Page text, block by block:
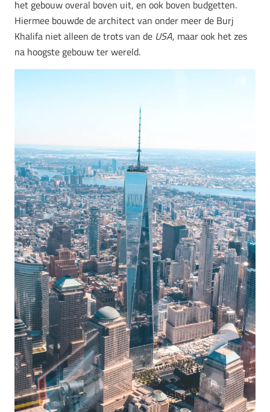
het gebouw overal boven uit, en ook boven budgetten.
Hiermee bouwde de architect van onder meer de Burj
Khalifa niet alleen de trots van de USA, maar ook het zes
na hoogste gebouw ter wereld.